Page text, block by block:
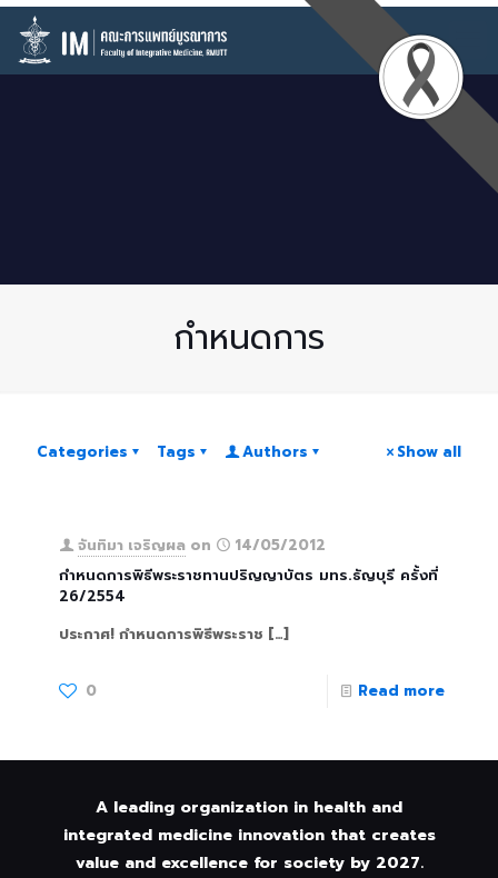
กำหนดการ
Categories Tags Authors Show all
จันทิมา เจริญผล on
14/05/2012
กำหนดการพิธีพระราชทานปริญญาบัตร มทร.ธัญบุรี ครั้งที่
26/2554
ประกาศ! กำหนดการพิธีพระราช […]
0 Read more
A leading organization in health and
integrated medicine innovation that creates
value and excellence for society by 2027.